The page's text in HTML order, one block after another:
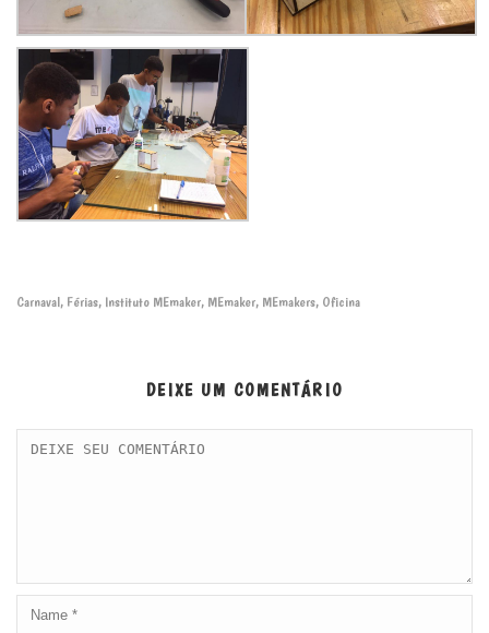
Carnaval, Férias, Instituto MEmaker, MEmaker, MEmakers, Oficina
DEIXE UM COMENTÁRIO